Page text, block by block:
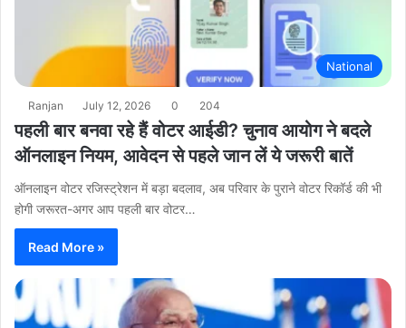
National
Ranjan July 12, 2026 0 204
पहली बार बनवा रहे हैं वोटर आईडी? चुनाव आयोग ने बदले
ऑनलाइन नियम, आवेदन से पहले जान लें ये जरूरी बातें
ऑनलाइन वोटर रजिस्ट्रेशन में बड़ा बदलाव, अब परिवार के पुराने वोटर रिकॉर्ड की भी
होगी जरूरत-अगर आप पहली बार वोटर…
Read More »